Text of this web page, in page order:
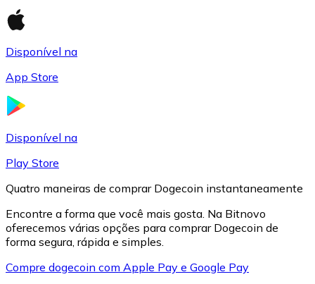
Disponível na
App Store
Disponível na
Play Store
Quatro maneiras de comprar Dogecoin instantaneamente
Encontre a forma que você mais gosta. Na Bitnovo
oferecemos várias opções para comprar Dogecoin de
forma segura, rápida e simples.
Compre dogecoin com Apple Pay e Google Pay